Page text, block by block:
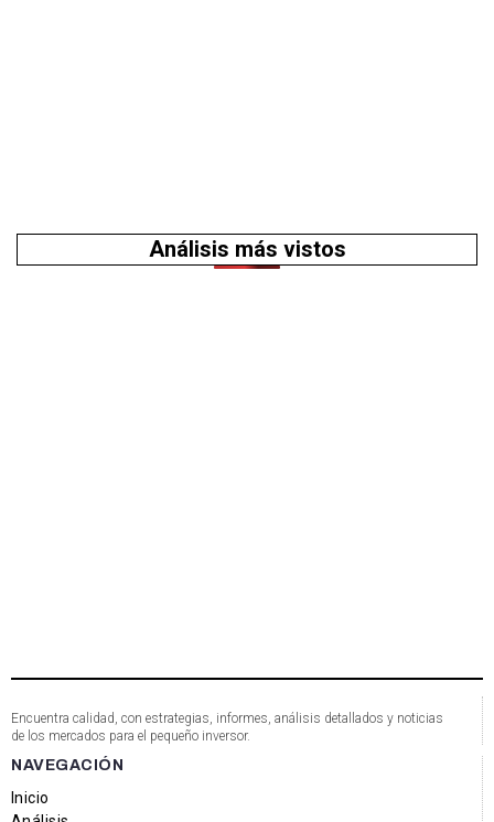
Análisis más vistos
Encuentra calidad, con estrategias, informes, análisis detallados y noticias
de los mercados para el pequeño inversor.
NAVEGACIÓN
Inicio